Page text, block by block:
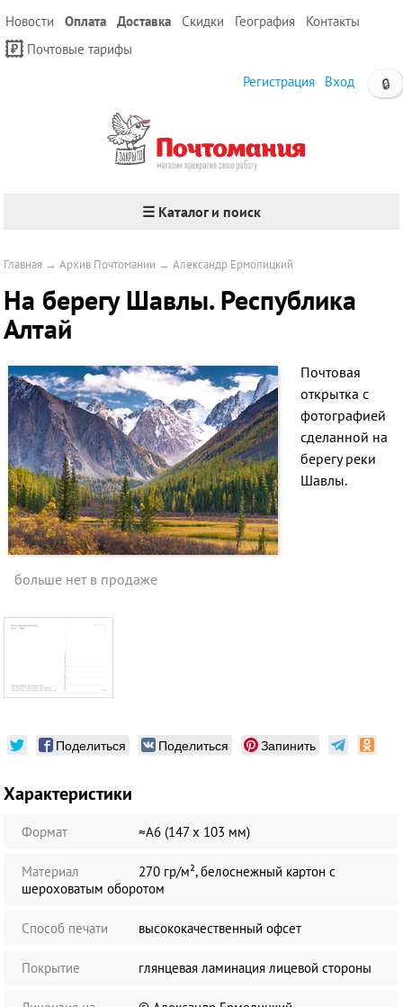
Новости Оплата Доставка Скидки География
Контакты
Почтовые тарифы
🔒
Регистрация Вход
☰ Каталог и поиск
Главная →Архив Почтомании →Александр Ермолицкий
На берегу Шавлы. Республика
Алтай
Почтовая
открытка с
фотографией
сделанной на
берегу реки
Шавлы.
больше нет в продаже
Поделиться Поделиться Запинить
Характеристики
Формат ≈А6 (147 х 103 мм)
Материал
270 гр/м², белоснежный картон с
шероховатым оборотом
Способ печати высококачественный офсет
Покрытие глянцевая ламинация лицевой стороны